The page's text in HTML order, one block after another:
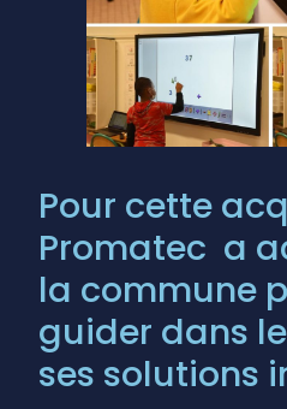
Pour cette
Promatec a
la commune
guider dans
ses solutions